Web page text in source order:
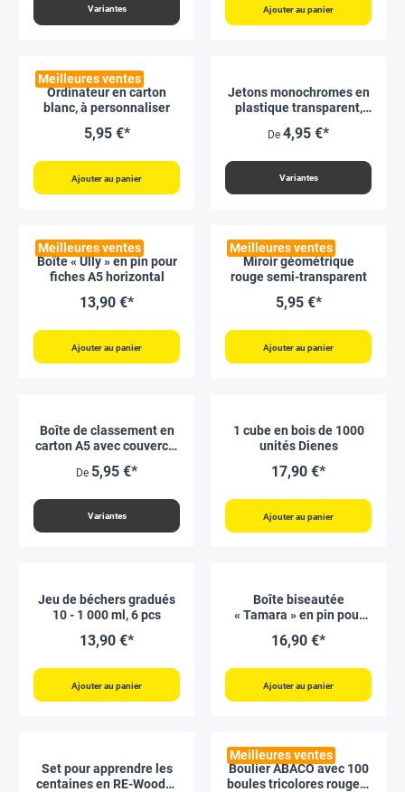
Variantes Ajouter au panier
Meilleures ventes
Ordinateur en carton
blanc, à personnaliser
5,95 €*
Ajouter au panier
Jetons monochromes en
plastique transparent,
De 4,95 €*
Variantes
Meilleures ventes
Boîte « Ully » en pin pour
fiches A5 horizontal
13,90 €*
Ajouter au panier
Meilleures ventes
Miroir géométrique
rouge semi-transparent
5,95 €*
Ajouter au panier
Boîte de classement en
carton A5 avec couvercle
De 5,95 €*
Variantes
1 cube en bois de 1000
unités Dienes
17,90 €*
Ajouter au panier
Jeu de béchers gradués
10 - 1 000 ml, 6 pcs
13,90 €*
Ajouter au panier
Boîte biseautée
« Tamara » en pin pour
16,90 €*
Ajouter au panier
Set pour apprendre les
centaines en RE-Wood®,
Meilleures ventes
Boulier ABACO avec 100
boules tricolores rouges-